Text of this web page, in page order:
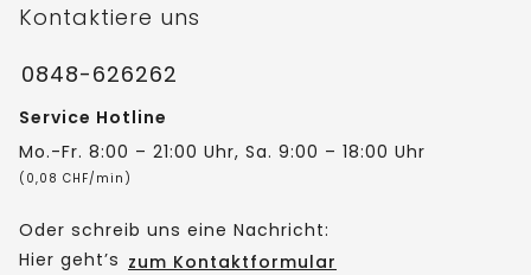
Kontaktiere uns
0848-626262
Service Hotline
Mo.-Fr. 8:00 – 21:00 Uhr, Sa. 9:00 – 18:00 Uhr
(0,08 CHF/min)
Oder schreib uns eine Nachricht:
Hier geht’s zum Kontaktformular